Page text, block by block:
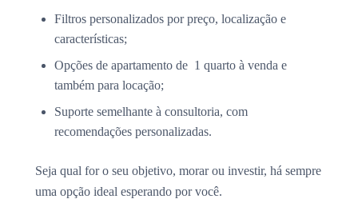
Filtros personalizados por preço, localização e
características;
Opções de apartamento de 1 quarto à venda e
também para locação;
Suporte semelhante à consultoria, com
recomendações personalizadas.
Seja qual for o seu objetivo, morar ou investir, há sempre
uma opção ideal esperando por você.